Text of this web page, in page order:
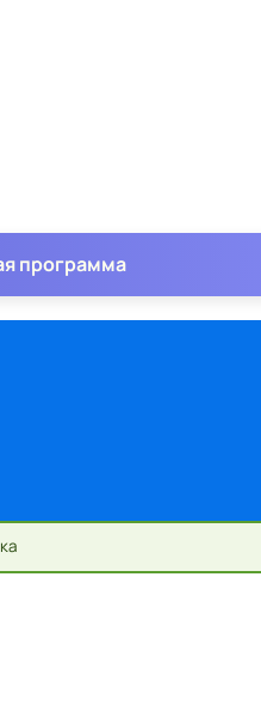
программа